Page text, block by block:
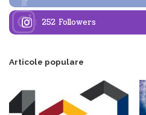
252 Followers
Articole populare